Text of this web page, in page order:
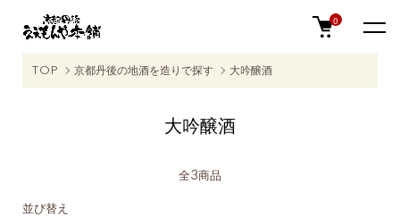
0
TOP 京都丹後の地酒を造りで探す 大吟醸酒
大吟醸酒
全3商品
並び替え